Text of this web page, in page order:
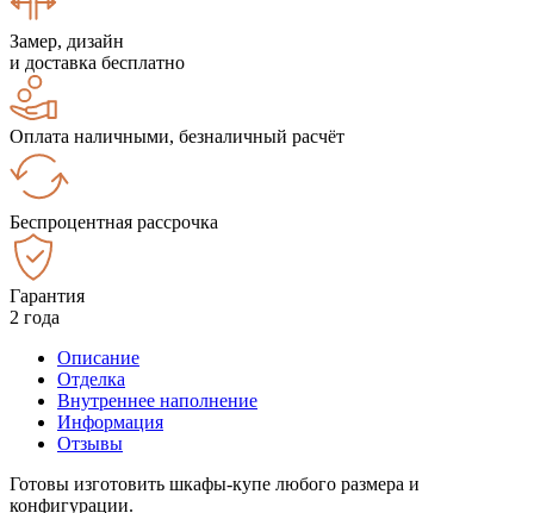
Замер, дизайн
и доставка бесплатно
Оплата наличными, безналичный расчёт
Беспроцентная рассрочка
Гарантия
2 года
Описание
Отделка
Внутреннее наполнение
Информация
Отзывы
Готовы изготовить шкафы-купе любого размера и
конфигурации.